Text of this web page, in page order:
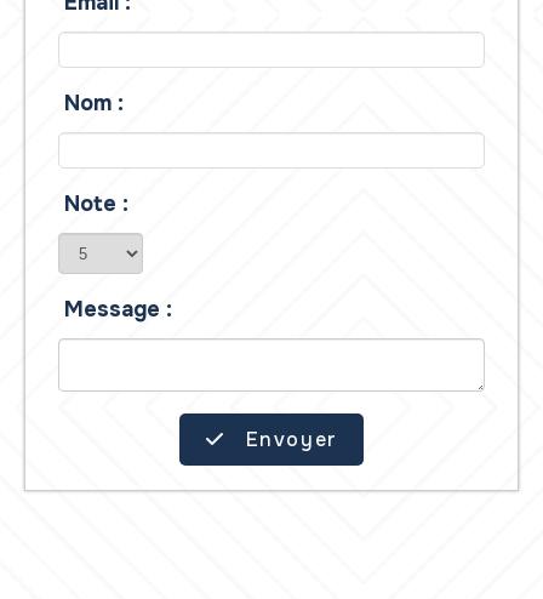
Nom :
Note :
Message :
Envoyer